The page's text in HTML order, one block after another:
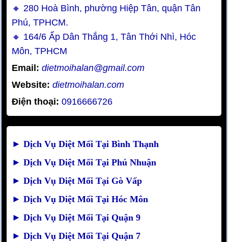
🔸 280 Hoà Bình, phường Hiệp Tân, quận Tân
Phú, TPHCM.
🔸 164/6 Ấp Dân Thắng 1, Tân Thới Nhì, Hóc
Môn, TPHCM
Email: dietmoihalan@gmail.com
Website: dietmoihalan.com
Điện thoại: 0916666726
► Dịch Vụ Diệt Mối Tại Bình Thạnh
► Dịch Vụ Diệt Mối Tại Phú Nhuận
► Dịch Vụ Diệt Mối Tại Gò Vấp
► Dịch Vụ Diệt Mối Tại Hóc Môn
► Dịch Vụ Diệt Mối Tại Quận 9
► Dịch Vụ Diệt Mối Tại Quận 7